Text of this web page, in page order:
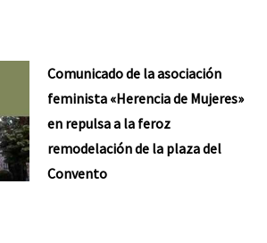
Comunicado de la asociación
feminista «Herencia de Mujeres»
en repulsa a la feroz
remodelación de la plaza del
Convento